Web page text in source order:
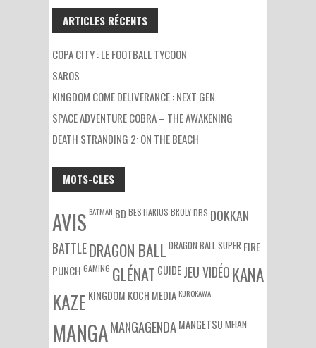
ARTICLES RÉCENTS
COPA CITY : LE FOOTBALL TYCOON
SAROS
KINGDOM COME DELIVERANCE : NEXT GEN
SPACE ADVENTURE COBRA – THE AWAKENING
DEATH STRANDING 2: ON THE BEACH
MOTS-CLES
AVIS BATMAN BD BESTIARIUS BROLYDBS DOKKAN
BATTLEDRAGON BALL DRAGON BALL SUPER FIRE
PUNCH GAMING GLÉNAT GUIDEJEU VIDÉOKANA
KAZE KINGDOM KOCH MEDIA KUROKAWA
MANGAMANGAGENDAMANGETSUMEIAN